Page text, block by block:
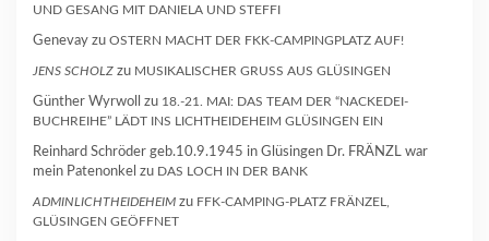
UND GESANG MIT DANIELA UND STEFFI
Genevay zu OSTERN MACHT DER FKK-CAMPINGPLATZ AUF!
JENS SCHOLZ zu MUSIKALISCHER GRUSS AUS GLÜSINGEN
Günther Wyrwoll zu 18.-21. MAI: DAS TEAM DER “NACKEDEI-
BUCHREIHE” LÄDT INS LICHTHEIDEHEIM GLÜSINGEN EIN
Reinhard Schröder geb.10.9.1945 in Glüsingen Dr. FRÄNZL war
mein Patenonkel zu DAS LOCH IN DER BANK
ADMINLICHTHEIDEHEIM zu FFK-CAMPING-PLATZ FRÄNZEL,
GLÜSINGEN GEÖFFNET